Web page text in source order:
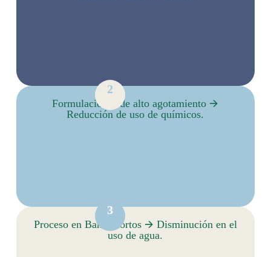
Formulaciones de alto agotamiento 🡪
Reducción de uso de químicos.
2
Proceso en Baños cortos 🡪 Disminución en el
uso de agua.
3